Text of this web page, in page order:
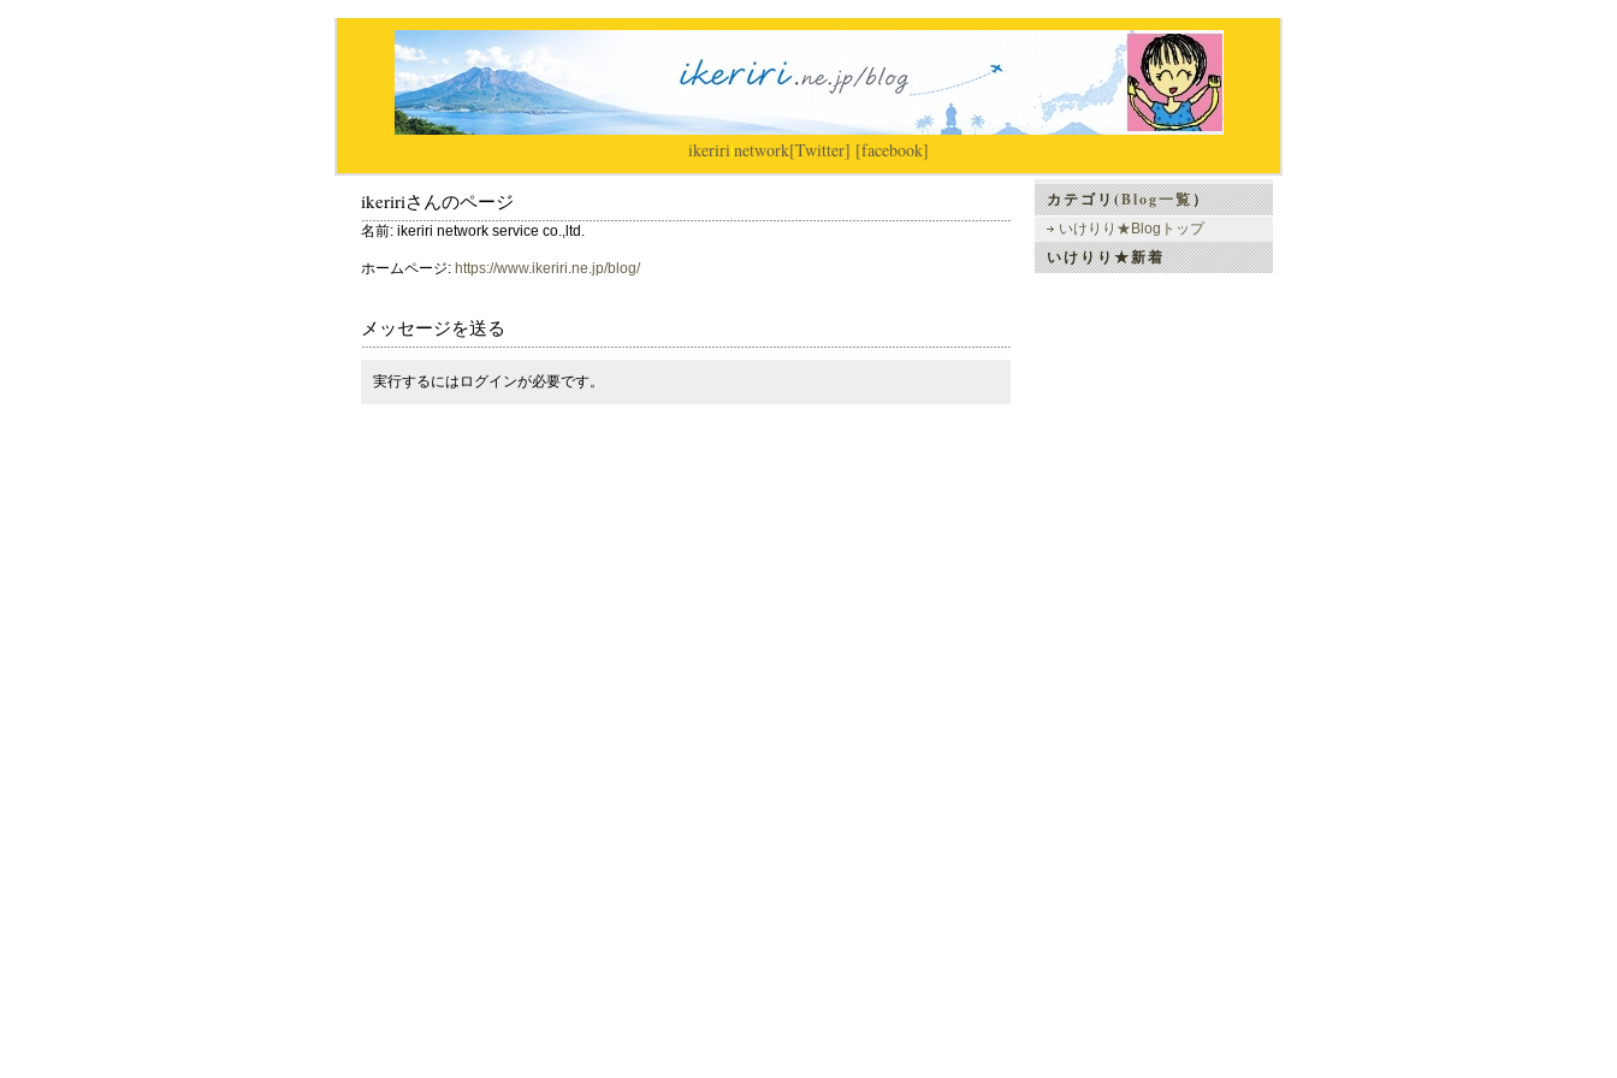
ikeriri|network[Twitter] [facebook]
ikeririさんのページ
名前: ikeriri network service co.,ltd.
ホームページ: https://www.ikeriri.ne.jp/blog/
メッセージを送る
実行するにはログインが必要です。
カテゴリ(Blog一覧）
いけりり★Blogトップ
いけりり★新着